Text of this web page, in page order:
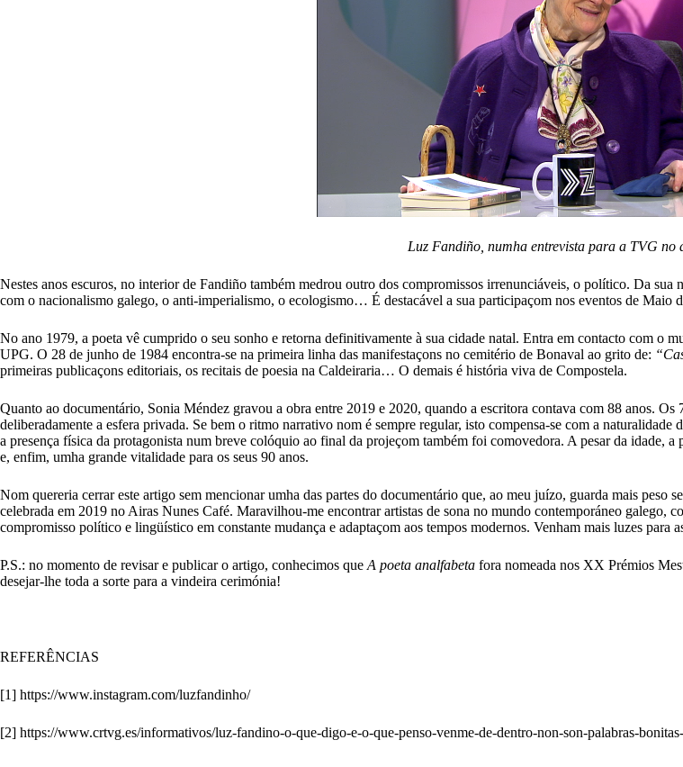
Luz Fandiño, numha entrevista para a TVG no
Nestes anos escuros, no interior de Fandiño também medrou outro dos compromissos irrenunciáveis, o político. Da
com o nacionalismo galego, o anti-imperialismo, o ecologismo… É destacável a sua participaçom nos eventos de Maio
No ano 1979, a poeta vê cumprido o seu sonho e retorna definitivamente à sua cidade natal. Entra em contacto com o
UPG. O 28 de junho de 1984 encontra-se na primeira linha das manifestaçons no cemitério de Bonaval ao grito de:
primeiras publicaçons editoriais, os recitais de poesia na Caldeiraria… O demais é história viva de Compostela.
Quanto ao documentário, Sonia Méndez gravou a obra entre 2019 e 2020, quando a escritora contava com 88 anos.
deliberadamente a esfera privada. Se bem o ritmo narrativo nom é sempre regular, isto compensa-se com a naturalidade
a presença física da protagonista num breve colóquio ao final da projeçom também foi comovedora. A pesar da
e, enfim, umha grande vitalidade para os seus 90 anos.
Nom quereria cerrar este artigo sem mencionar umha das partes do documentário que, ao meu juízo, guarda mais peso
celebrada em 2019 no Airas Nunes Café. Maravilhou-me encontrar artistas de sona no mundo contemporáneo
compromisso político e lingüístico em constante mudança e adaptaçom aos tempos modernos. Venham mais luzes para
P.S.: no momento de revisar e publicar o artigo, conhecimos que A poeta analfabeta fora nomeada nos XX Prémios
desejar-lhe toda a sorte para a vindeira cerimónia!
REFERÊNCIAS
[1] https://www.instagram.com/luzfandinho/
[2] https://www.crtvg.es/informativos/luz-fandino-o-que-digo-e-o-que-penso-venme-de-dentro-non-son-palabras-